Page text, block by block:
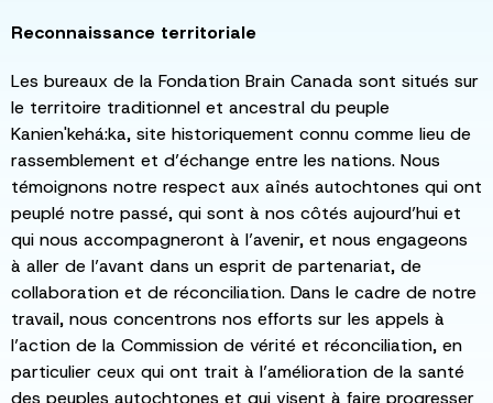
Reconnaissance territoriale
Les bureaux de la Fondation Brain Canada sont situés sur
le territoire traditionnel et ancestral du peuple
Kanien'kehá:ka, site historiquement connu comme lieu de
rassemblement et d’échange entre les nations. Nous
témoignons notre respect aux aînés autochtones qui ont
peuplé notre passé, qui sont à nos côtés aujourd’hui et
qui nous accompagneront à l’avenir, et nous engageons
à aller de l’avant dans un esprit de partenariat, de
collaboration et de réconciliation. Dans le cadre de notre
travail, nous concentrons nos efforts sur les appels à
l’action de la Commission de vérité et réconciliation, en
particulier ceux qui ont trait à l’amélioration de la santé
des peuples autochtones et qui visent à faire progresser